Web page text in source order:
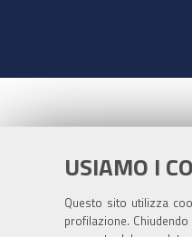
USIAMO I
Questo sito utilizza
profilazione.